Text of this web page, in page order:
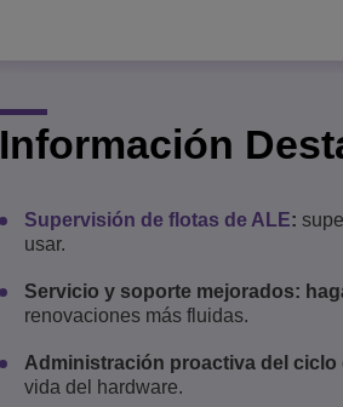
Información
Supervisión de flotas de ALE:
usar.
Servicio y soporte mejorados:
renovaciones más fluidas.
Administración proactiva del ciclo
vida del hardware.